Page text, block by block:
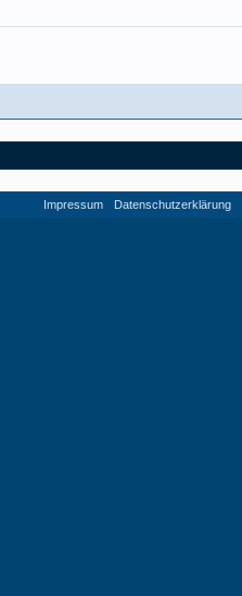
Impressum Datenschutzerklärung